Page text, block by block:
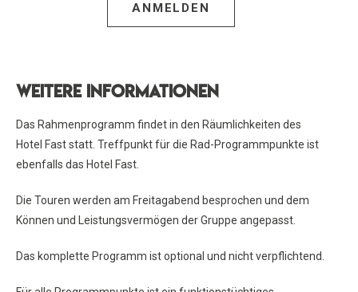
ANMELDEN
Weitere Informationen
Das Rahmenprogramm findet in den Räumlichkeiten des
Hotel Fast statt. Treffpunkt für die Rad-Programmpunkte ist
ebenfalls das Hotel Fast.
Die Touren werden am Freitagabend besprochen und dem
Können und Leistungsvermögen der Gruppe angepasst.
Das komplette Programm ist optional und nicht verpflichtend.